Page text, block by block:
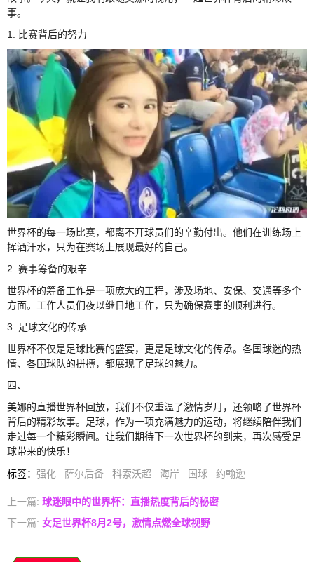
事。
1. 比赛背后的努力
世界杯的每一场比赛，都离不开球员们的辛勤付出。他们在训练场上
挥洒汗水，只为在赛场上展现最好的自己。
2. 赛事筹备的艰辛
世界杯的筹备工作是一项庞大的工程，涉及场地、安保、交通等多个
方面。工作人员们夜以继日地工作，只为确保赛事的顺利进行。
3. 足球文化的传承
世界杯不仅是足球比赛的盛宴，更是足球文化的传承。各国球迷的热
情、各国球队的拼搏，都展现了足球的魅力。
四、
美娜的直播世界杯回放，我们不仅重温了激情岁月，还领略了世界杯
背后的精彩故事。足球，作为一项充满魅力的运动，将继续陪伴我们
走过每一个精彩瞬间。让我们期待下一次世界杯的到来，再次感受足
球带来的快乐！
标签： 强化 萨尔后备 科索沃超 海岸 国球 约翰逊
上一篇: 球迷眼中的世界杯：直播热度背后的秘密
下一篇: 女足世界杯8月2号，激情点燃全球视野